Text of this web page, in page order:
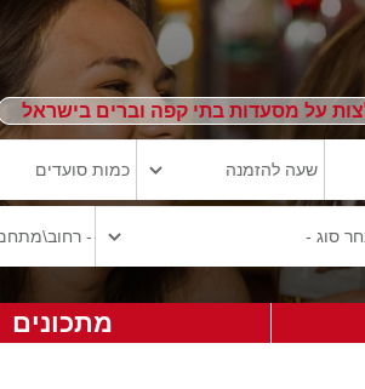
על מסעדות בתי קפה וברים בישראל
מתכונים